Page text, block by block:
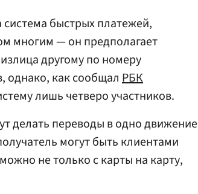
быстрых платежей,
многим — он предполагает
другому по номеру
однако, как сообщал РБК
лишь четверо участников.
делать переводы в одно движение
могут быть клиентами
не только с карты на карту,